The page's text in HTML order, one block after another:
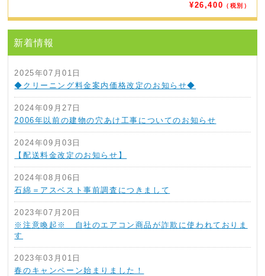
¥26,400
（税別）
新着情報
2025年07月01日
◆クリーニング料金案内価格改定のお知らせ◆
2024年09月27日
2006年以前の建物の穴あけ工事についてのお知らせ
2024年09月03日
【配送料金改定のお知らせ】
2024年08月06日
石綿＝アスベスト事前調査につきまして
2023年07月20日
※注意喚起※ 自社のエアコン商品が詐欺に使われておりま
す
2023年03月01日
春のキャンペーン始まりました！